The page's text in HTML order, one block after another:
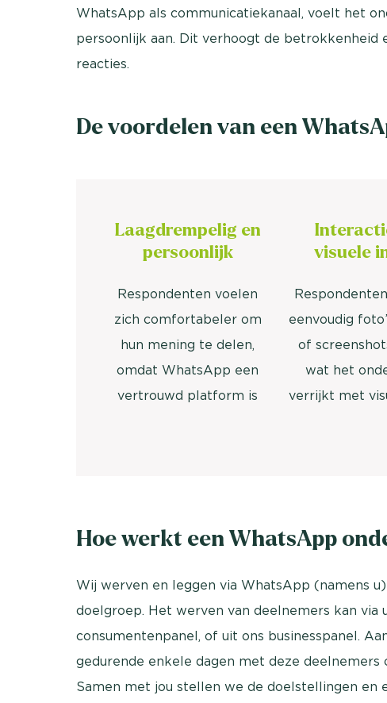
WhatsApp als communicatiekanaal, voelt het
persoonlijk aan. Dit verhoogt de
reacties.
De voordelen van een
Laagdrempelig en
persoonlijk
Respondenten voelen
zich comfortabeler om
hun mening te delen,
omdat WhatsApp een
vertrouwd platform is
visuele
eenvoudig
of
wat het
verrijkt met
Hoe werkt een WhatsApp
Wij werven en leggen via WhatsApp (namens
doelgroep. Het werven van deelnemers kan via
consumentenpanel, of uit ons businesspanel.
gedurende enkele dagen met deze
Samen met jou stellen we de doelstellingen